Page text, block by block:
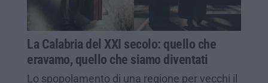
La Calabria del XXI secolo: quello che
eravamo, quello che siamo diventati
Lo spopolamento di una regione per vecchi il